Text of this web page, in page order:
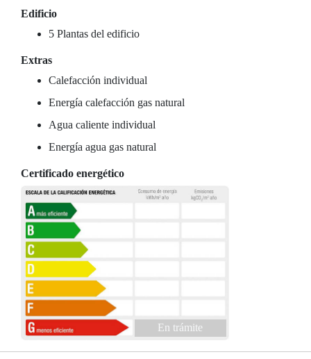
Edificio
5 Plantas del edificio
Extras
Calefacción individual
Energía calefacción gas natural
Agua caliente individual
Energía agua gas natural
Certificado energético
En trámite